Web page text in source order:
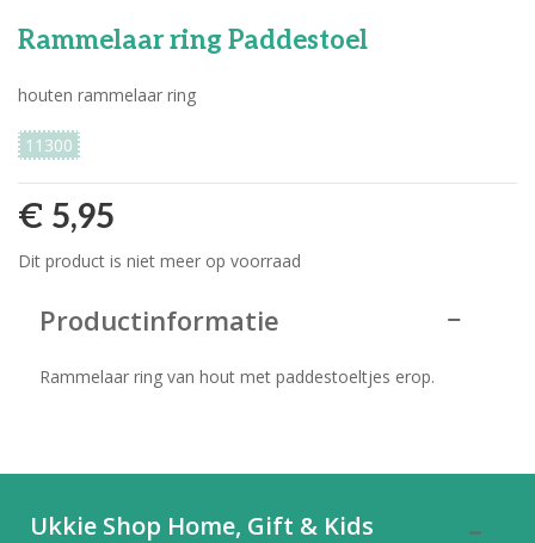
Rammelaar ring Paddestoel
houten rammelaar ring
11300
€ 5,95
Dit product is niet meer op voorraad
Productinformatie
Rammelaar ring van hout met paddestoeltjes erop.
Ukkie Shop Home, Gift & Kids